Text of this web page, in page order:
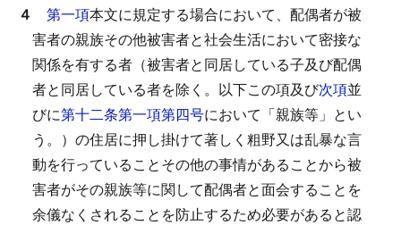
４ 第一項本文に規定する場合において、配偶者が被
害者の親族その他被害者と社会生活において密接な
関係を有する者（被害者と同居している子及び配偶
者と同居している者を除く。以下この項及び次項並
びに第十二条第一項第四号において「親族等」とい
う。）の住居に押し掛けて著しく粗野又は乱暴な言
動を行っていることその他の事情があることから被
害者がその親族等に関して配偶者と面会することを
余儀なくされることを防止するため必要があると認